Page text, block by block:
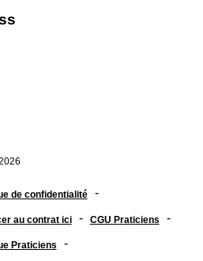
de confidentialité -
au contrat ici - CGU Praticiens -
Praticiens -